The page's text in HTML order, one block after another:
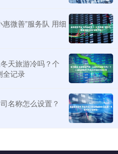
微善”服务队 用细
天旅游冷吗？个
全记录
名称怎么设置？